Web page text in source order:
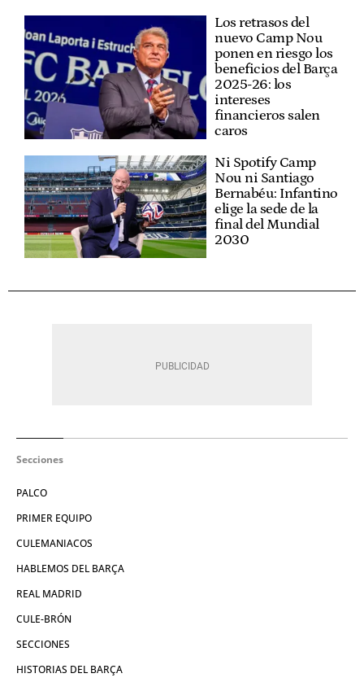
Los retrasos del
nuevo Camp Nou
ponen en riesgo los
beneficios del Barça
2025-26: los
intereses
financieros salen
caros
Ni Spotify Camp
Nou ni Santiago
Bernabéu: Infantino
elige la sede de la
final del Mundial
2030
Secciones
PALCO
PRIMER EQUIPO
CULEMANIACOS
HABLEMOS DEL BARÇA
REAL MADRID
CULE-BRÓN
SECCIONES
HISTORIAS DEL BARÇA